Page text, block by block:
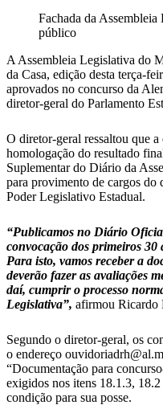
Fachada da
público
A Assembleia Legislativa do
da Casa, edição desta terça-
aprovados no concurso da
diretor-geral do Parlamento
O diretor-geral ressaltou que
homologação do resultado
Suplementar do Diário da
para provimento de cargos do
Poder Legislativo Estadual.
“Publicamos no Diário
convocação dos primeiros
Para isto, vamos receber a
deverão fazer as avaliações
daí, cumprir o processo
Legislativa”, afirmou Ricardo
Segundo o diretor-geral, os
o endereço
“Documentação para
exigidos nos itens 18.1.3,
condição para sua posse.